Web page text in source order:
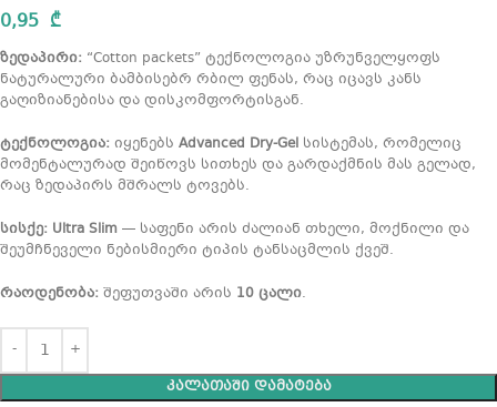
0,95 ₾
ზედაპირი: “Cotton packets” ტექნოლოგია უზრუნველყოფს
ნატურალური ბამბისებრ რბილ ფენას, რაც იცავს კანს
გაღიზიანებისა და დისკომფორტისგან.
ტექნოლოგია: იყენებს Advanced Dry-Gel სისტემას, რომელიც
მომენტალურად შეიწოვს სითხეს და გარდაქმნის მას გელად,
რაც ზედაპირს მშრალს ტოვებს.
სისქე: Ultra Slim — საფენი არის ძალიან თხელი, მოქნილი და
შეუმჩნეველი ნებისმიერი ტიპის ტანსაცმლის ქვეშ.
რაოდენობა: შეფუთვაში არის 10 ცალი.
ᲙᲐᲚᲐᲗᲐᲨᲘ ᲓᲐᲛᲐᲢᲔᲑᲐ